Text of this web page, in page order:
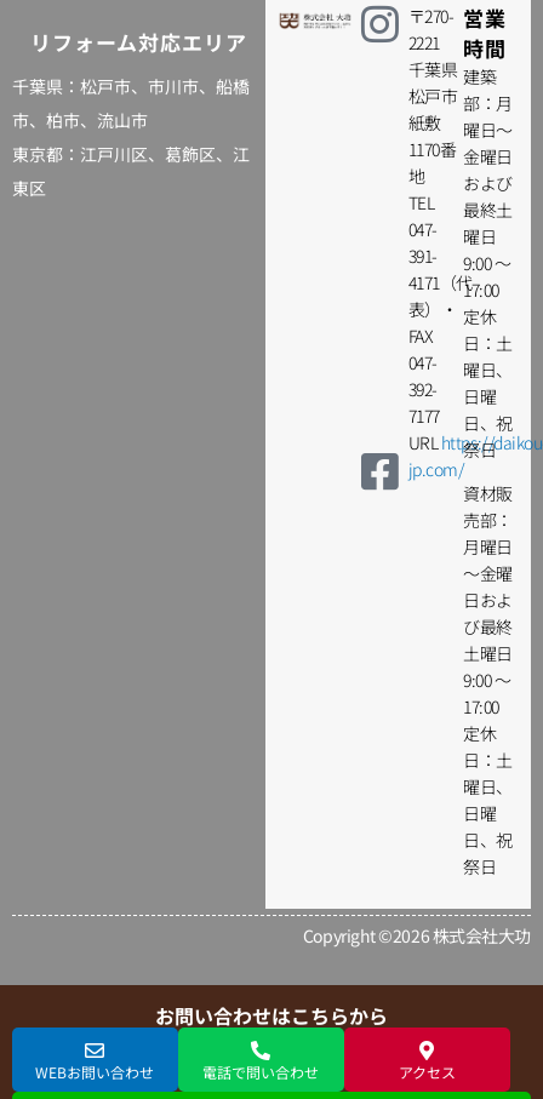
〒270-
2221
千葉県
松戸市
紙敷
1170番
地
TEL
047-
391-
4171（代
表）・
FAX
047-
392-
7177
URL https://
jp.com/
営業
時間
建築
部：月
曜日～
金曜日
および
最終土
曜日
9:00 ～
17:00
定休
日：土
曜日、
日曜
日、祝
祭日
資材販
売部：
月曜日
～金曜
日およ
び最終
土曜日
9:00 ～
17:00
定休
日：土
曜日、
日曜
日、祝
祭日
リフォーム対応エリア
千葉県：松戸市、 市川市、 船橋
市、 柏市、流山市
東京都： 江戸川区、葛飾区、江
東区
Copyright ©2026 株式会社大功
お問い合わせはこちらから
WEBお問い合わせ 電話で問い合わせ アクセス